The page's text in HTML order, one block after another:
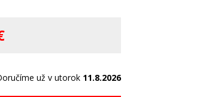
už v utorok 11.8.2026